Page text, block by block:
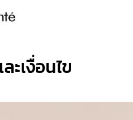
เงื่อนไข